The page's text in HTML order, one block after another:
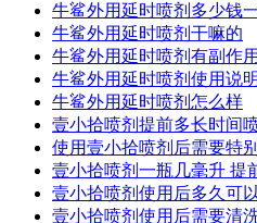
牛鲨外用延时喷剂多少钱
牛鲨外用延时喷剂干嘛的
牛鲨外用延时喷剂有副作
牛鲨外用延时喷剂使用说明
牛鲨外用延时喷剂怎么样
壹小拾喷剂提前多长时间
使用壹小拾喷剂后需要特
壹小拾喷剂一瓶几毫升 提
壹小拾喷剂使用后多久可
壹小拾喷剂使用后需要清